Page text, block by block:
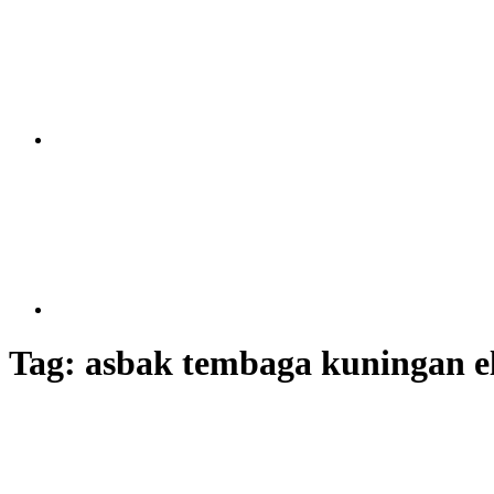
Tag: asbak tembaga kuningan